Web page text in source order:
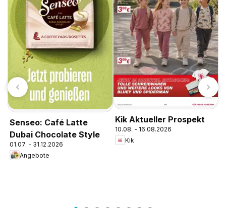
Senseo: Café Latte
Dubai Chocolate Style
01.07. - 31.12.2026
Angebote
Kik Aktueller Prospekt
10.08. - 16.08.2026
Kik